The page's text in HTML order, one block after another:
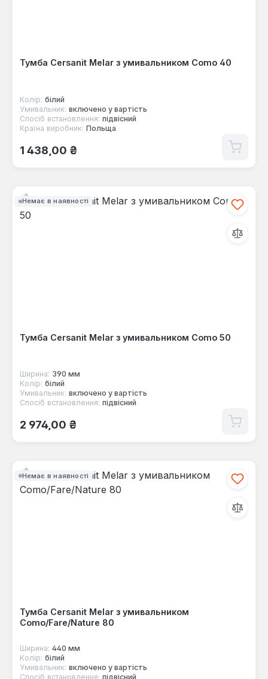
Тумба Cersanit Melar з умивальником Como 40
Колір: білий
Умивальник: включено у вартість
Спосіб встановлення: підвісний
Країна виробник: Польща
Звичайна ціна:
1 438,00 ₴
Немає в наявності
Тумба Cersanit Melar з умивальником Como 50
Ширина: 390 мм
Колір: білий
Умивальник: включено у вартість
Спосіб встановлення: підвісний
Звичайна ціна:
2 974,00 ₴
Немає в наявності
Тумба Cersanit Melar з умивальником
Como/Fare/Nature 80
Ширина: 440 мм
Колір: білий
Умивальник: включено у вартість
Спосіб встановлення: підвісний